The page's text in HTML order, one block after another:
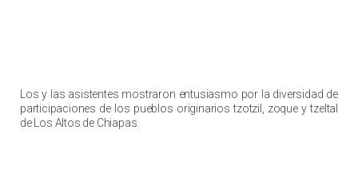
Los y las asistentes mostraron entusiasmo por la diversidad de
participaciones de los pueblos originarios tzotzil, zoque y tzeltal
de Los Altos de Chiapas.